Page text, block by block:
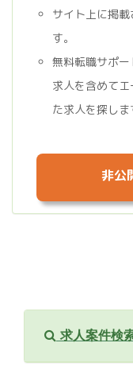
サイト上に掲
す。
無料転職サポ
求人を含めて
た求人を探しま
非公
求人案件検